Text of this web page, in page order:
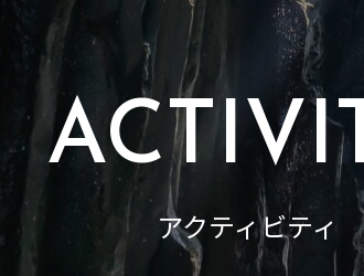
アクティビティ